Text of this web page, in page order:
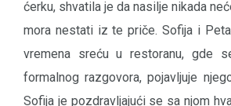
ćerku, shvatila je da nasilje nikada
mora nestati iz te priče. Sofija i
vremena sreću u restoranu, gde
formalnog razgovora, pojavljuje
Sofija je pozdravljajući se sa njom